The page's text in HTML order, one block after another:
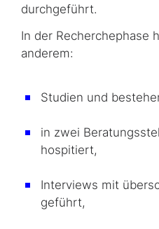
durchgeführt.
In der Recherchephase
anderem:
Studien und
in zwei
hospitiert,
Interviews mit
geführt,